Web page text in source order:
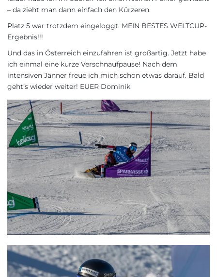
– da zieht man dann einfach den Kürzeren.
Platz 5 war trotzdem eingeloggt. MEIN BESTES WELTCUP-
Ergebnis!!!
Und das in Österreich einzufahren ist großartig. Jetzt habe
ich einmal eine kurze Verschnaufpause! Nach dem
intensiven Jänner freue ich mich schon etwas darauf. Bald
geht’s wieder weiter! EUER Dominik